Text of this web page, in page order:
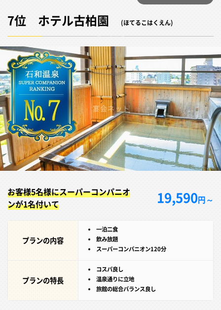
7位 ホテル古柏園 (ほてるこはくえん)
お客様5名様にスーパーコンパニオ
ンが1名付いて
19,590円～
プランの内容
一泊二食
飲み放題
スーパーコンパニオン120分
プランの特長
コスパ良し
温泉通りに立地
旅館の総合バランス良し